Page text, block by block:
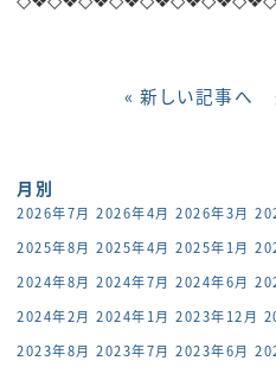
« 新しい記事へ
月別
2026年7月 2026年4月 2026年3月
2025年8月 2025年4月 2025年1月
2024年8月 2024年7月 2024年6月
2024年2月 2024年1月 2023年12月
2023年8月 2023年7月 2023年6月